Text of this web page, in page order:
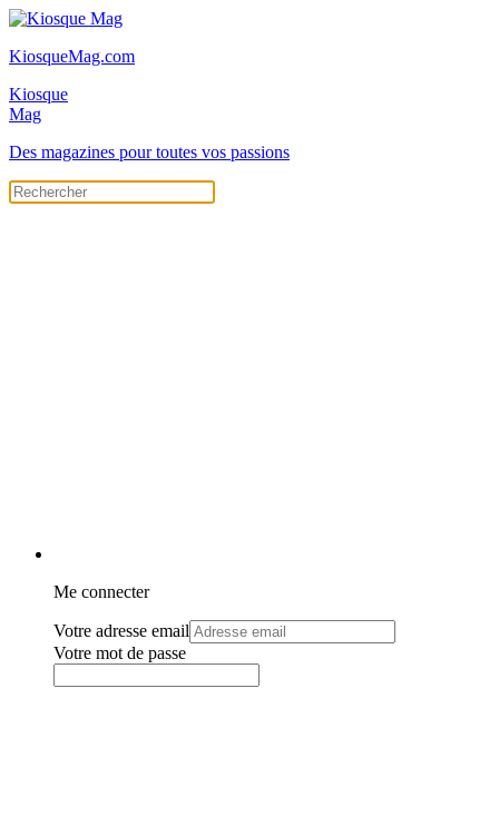
KiosqueMag.com
Kiosque
Mag
Des magazines pour toutes vos passions
Me connecter
Votre adresse email
Votre mot de passe